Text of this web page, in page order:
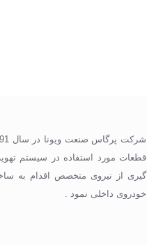
گیری از نیروی متخصص اقدام به
خودروی داخلی نمود .